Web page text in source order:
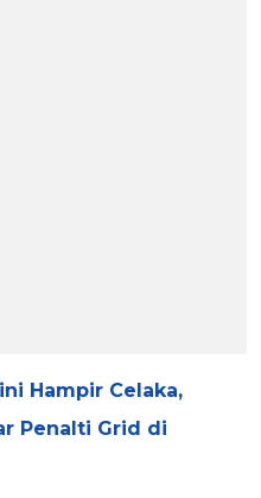
Hampir Celaka,
Penalti Grid di